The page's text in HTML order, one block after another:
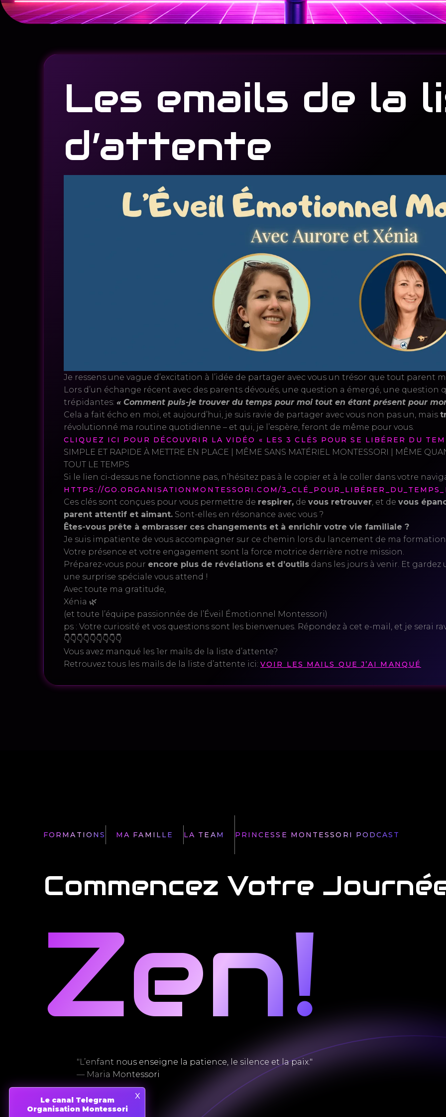
Les emails de la
d’attente
Je ressens une vague d’excitation à l’idée de partager avec vous un trésor que tout parent
Lors d’un échange récent avec des parents dévoués, une question a émergé, une
trépidantes: « Comment puis-je trouver du temps pour moi tout en étant présent pour
Cela a fait écho en moi, et aujourd’hui, je suis ravie de partager avec vous non pas un, mais
révolutionné ma routine quotidienne – et qui, je l’espère, feront de même pour vous.
CLIQUEZ ICI POUR DÉCOUVRIR LA VIDÉO « LES 3 CLÉS POUR SE LIBÉRER DU
SIMPLE ET RAPIDE À METTRE EN PLACE | MÊME SANS MATÉRIEL MONTESSORI | MÊME
TOUT LE TEMPS
Si le lien ci-dessus ne fonctionne pas, n’hésitez pas à le copier et à le coller dans votre
HTTPS://GO.ORGANISATIONMONTESSORI.COM/
Ces clés sont conçues pour vous permettre de respirer, de vous retrouver, et de vous
parent attentif et aimant. Sont-elles en résonance avec vous ?
Êtes-vous prête à embrasser ces changements et à enrichir votre vie familiale ?
Je suis impatiente de vous accompagner sur ce chemin lors du lancement de ma formation
Votre présence et votre engagement sont la force motrice derrière notre mission.
Préparez-vous pour encore plus de révélations et d’outils dans les jours à venir. Et
une surprise spéciale vous attend !
Avec toute ma gratitude,
Xénia 🌿
(et toute l’équipe passionnée de l’Éveil Émotionnel Montessori)
ps : Votre curiosité et vos questions sont les bienvenues. Répondez à cet e-mail, et je serai
👇👇👇👇👇👇👇👇👇
Vous avez manqué les 1er mails de la liste d’attente?
Retrouvez tous les mails de la liste d’attente ici: VOIR LES MAILS QUE J’AI MANQUÉ
FORMATIONS
MA FAMILLE
LA TEAM
PRINCESSE MONTESSORI PODCAST
Commencez Votre
Zen!
"L’enfant nous enseigne la patience, le silence et la paix."
— Maria Montessori
x
Le canal Telegram
Organisation Montessori